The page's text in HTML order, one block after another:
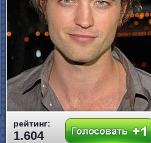
рейтинг:
1.604